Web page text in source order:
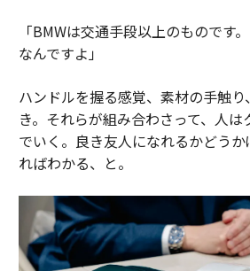
「BMWは交通手段以上のものです
なんですよ」
ハンドルを握る感覚、素材の手触
き。それらが組み合わさって、人
でいく。良き友人になれるかどう
ればわかる、と。